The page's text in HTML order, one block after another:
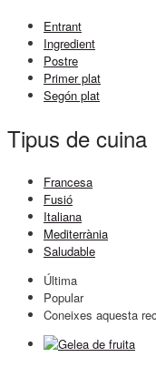
Entrant
Ingredient
Postre
Primer plat
Segón plat
Tipus de cuina
Francesa
Fusió
Italiana
Mediterrània
Saludable
Última
Popular
Coneixes aquesta